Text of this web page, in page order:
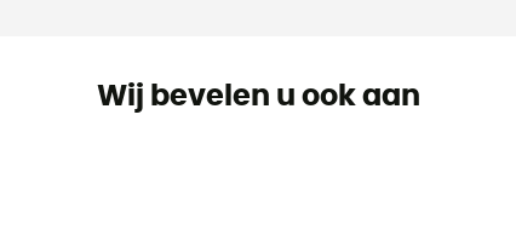
Wij bevelen u ook aan